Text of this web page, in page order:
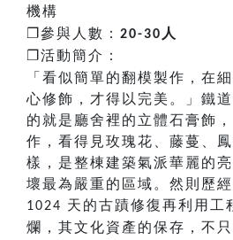
機構
❐ 參與人數： 20-30 人
❐ 活動簡介：
「看似簡單的翻模製作，在
心修飾，才得以完美。」鐵
的就是廳舍裡的立體石膏飾
作，看得見玫瑰花、藤蔓、
樣，是整棟建築氣派華麗的
壞最為嚴重的區域。然則歷
1024 天的古蹟修復再利用工
爛，其文化資產的保存，不